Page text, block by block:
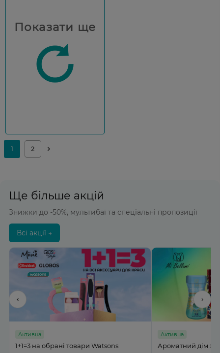
Показати ще
Ще більше акцій
Знижки до -50%, мультибаї та спеціальні пропозиції
Всі акції →
‹
Активна
1+1=3 на обрані товари Watsons
Активна
Ароматний дім з
›